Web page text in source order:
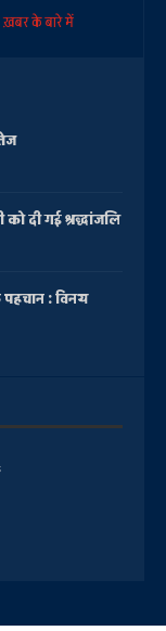
ख़बर के बारे में
को दी गई श्रद्धांजलि
पहचान : विनय